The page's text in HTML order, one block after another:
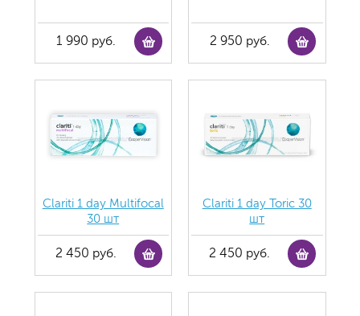
1 990 руб. 2 950 руб.
Clariti 1 day Multifocal
30 шт
2 450 руб.
Clariti 1 day Toric 30
шт
2 450 руб.